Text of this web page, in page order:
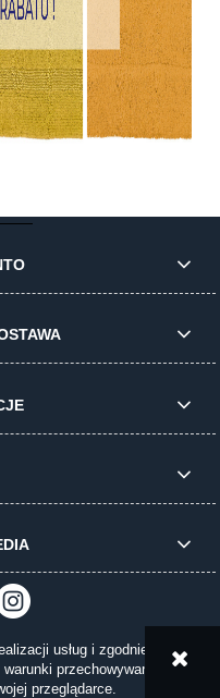
usług i zgodnie z
przechowywania
przeglądarce.
strony